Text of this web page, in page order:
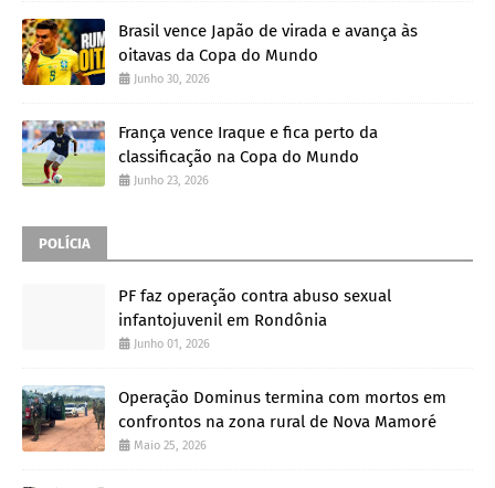
Brasil vence Japão de virada e avança às
oitavas da Copa do Mundo
Junho 30, 2026
França vence Iraque e fica perto da
classificação na Copa do Mundo
Junho 23, 2026
POLÍCIA
PF faz operação contra abuso sexual
infantojuvenil em Rondônia
Junho 01, 2026
Operação Dominus termina com mortos em
confrontos na zona rural de Nova Mamoré
Maio 25, 2026